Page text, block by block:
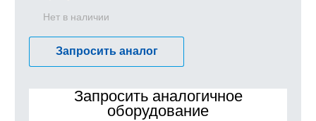
Нет в наличии
Запросить аналог
Запросить аналогичное
оборудование